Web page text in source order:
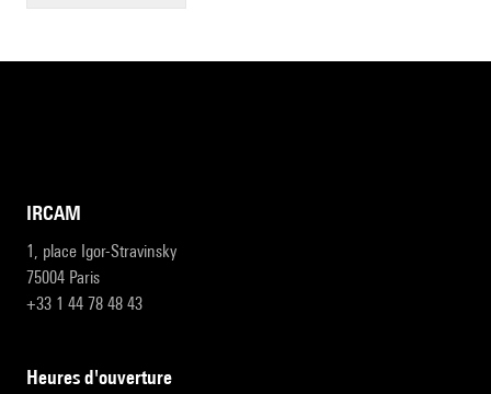
IRCAM
1, place Igor-Stravinsky
75004 Paris
+33 1 44 78 48 43
heures d'ouverture